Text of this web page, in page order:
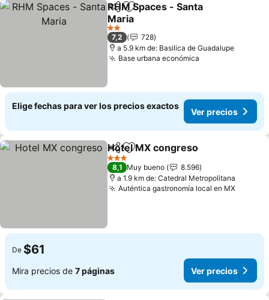
CompartirAgregar a favoritos
RHM Spaces - Santa
Maria
Ver precios
2 Estrellas
7,2
728
a 5.9 km de: Basilica de Guadalupe
Base urbana económica
Elige fechas para ver los precios exactos
Ver precios
CompartirAgregar a favoritos
Hotel MX congreso
3 Estrellas
8,1 Muy bueno
8.596
a 1.9 km de: Catedral Metropolitana
Auténtica gastronomía local en MXVer
De $61
Mira precios de 7 páginas Ver precios